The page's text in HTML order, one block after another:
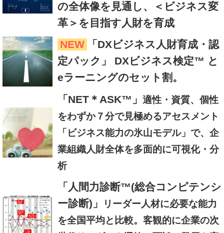
の全体像を見通し、＜ビジネス変
革＞を目指す人財を育成
NEW
「DXビジネス人財育成・認
定パック」 DXビジネス検定™ と
eラーニングのセット割。
「NET＊ASK™」 適性・資質、個性
をわずか７分で見極めるアセスメント
「ビジネス能力の氷山モデル」で、企
業組織人財全体を多面的に可視化・分
析
「人間力診断™(総合コンピテンシ
ー診断)」
リーダー人材に必要な能力
を全国平均と比較。客観的に企業の次